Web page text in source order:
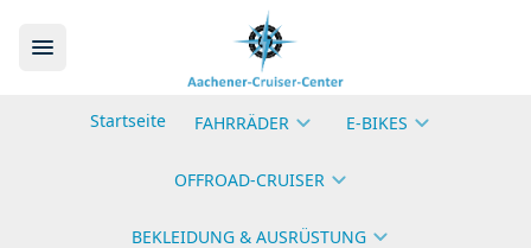
Startseite FAHRRÄDER E-BIKES
OFFROAD-CRUISER
BEKLEIDUNG & AUSRÜSTUNG